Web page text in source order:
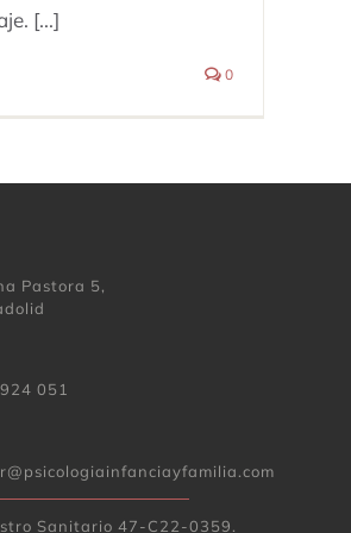
[...]
0
Pastora 5,
051
Sanitario 47-C22-0359.